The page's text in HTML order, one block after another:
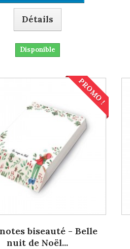
Détails
Disponible
PROMO !
biseauté - Belle
nuit de Noël...